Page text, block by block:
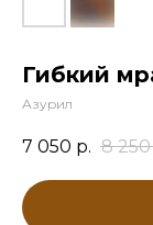
Гибкий
Азурил
7 050 р. 8 250